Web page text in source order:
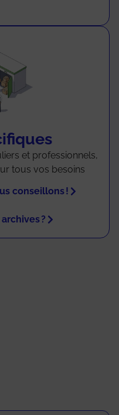
et professionnels,
tous vos besoins
conseillons !
?